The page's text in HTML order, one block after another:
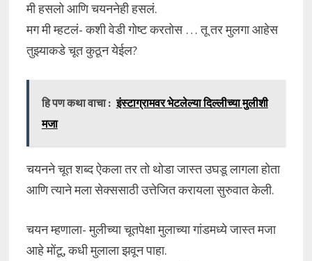
मी हसलो आणि चयननेही हसलं.
मग मी म्हटलं- कशी वेडी गोष्ट करतोस … तू तर मुलगा आहेस
तुझ्याकडे चूत कुठून येईल?
हि पण कथा वाचा : इंस्टाग्रामवर भेटलेल्या दिल्लीच्या मुलीशी
मजा
चयनने चूत शब्द ऐकला तर तो थोडा जास्त उघडू लागला होता
आणि त्याने मला सेक्ससाठी उत्तेजित करायला सुरुवात केली.
चयन म्हणाला- मुलीच्या चूतपेक्षा मुलाच्या गांडमध्ये जास्त मजा
आहे मोंटू, कधी मुलाला झवून पाहा.